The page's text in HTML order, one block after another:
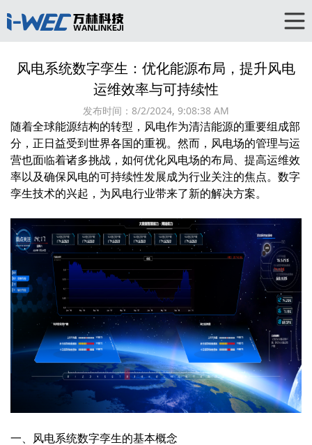
风电系统数字孪生：优化能源布局，提升风电
运维效率与可持续性
发布时间： 8/2/2024, 9:08:38 AM
随着全球能源结构的转型，风电作为清洁能源的重要组成部
分，正日益受到世界各国的重视。然而，风电场的管理与运
营也面临着诸多挑战，如何优化风电场的布局、提高运维效
率以及确保风电的可持续性发展成为行业关注的焦点。数字
孪生技术的兴起，为风电行业带来了新的解决方案。
一、风电系统数字孪生的基本概念